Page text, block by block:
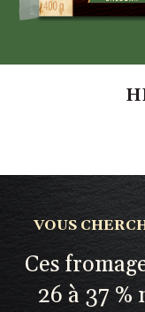
VOUS
Ces
26 à 37 %